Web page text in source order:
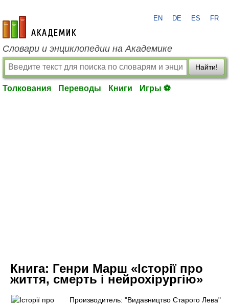
academic.ru
EN DE ES FR
Словари и энциклопедии на Академике
Найти!
Толкования Переводы Книги Игры ⚽
Книга: Генри Марш «Історії про
життя, смерть і нейрохірургію»
Производитель: "Видавництво Старого Лева"